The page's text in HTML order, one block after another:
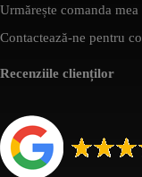
Urmărește comanda mea
Contactează-ne pentru
Recenziile clienților